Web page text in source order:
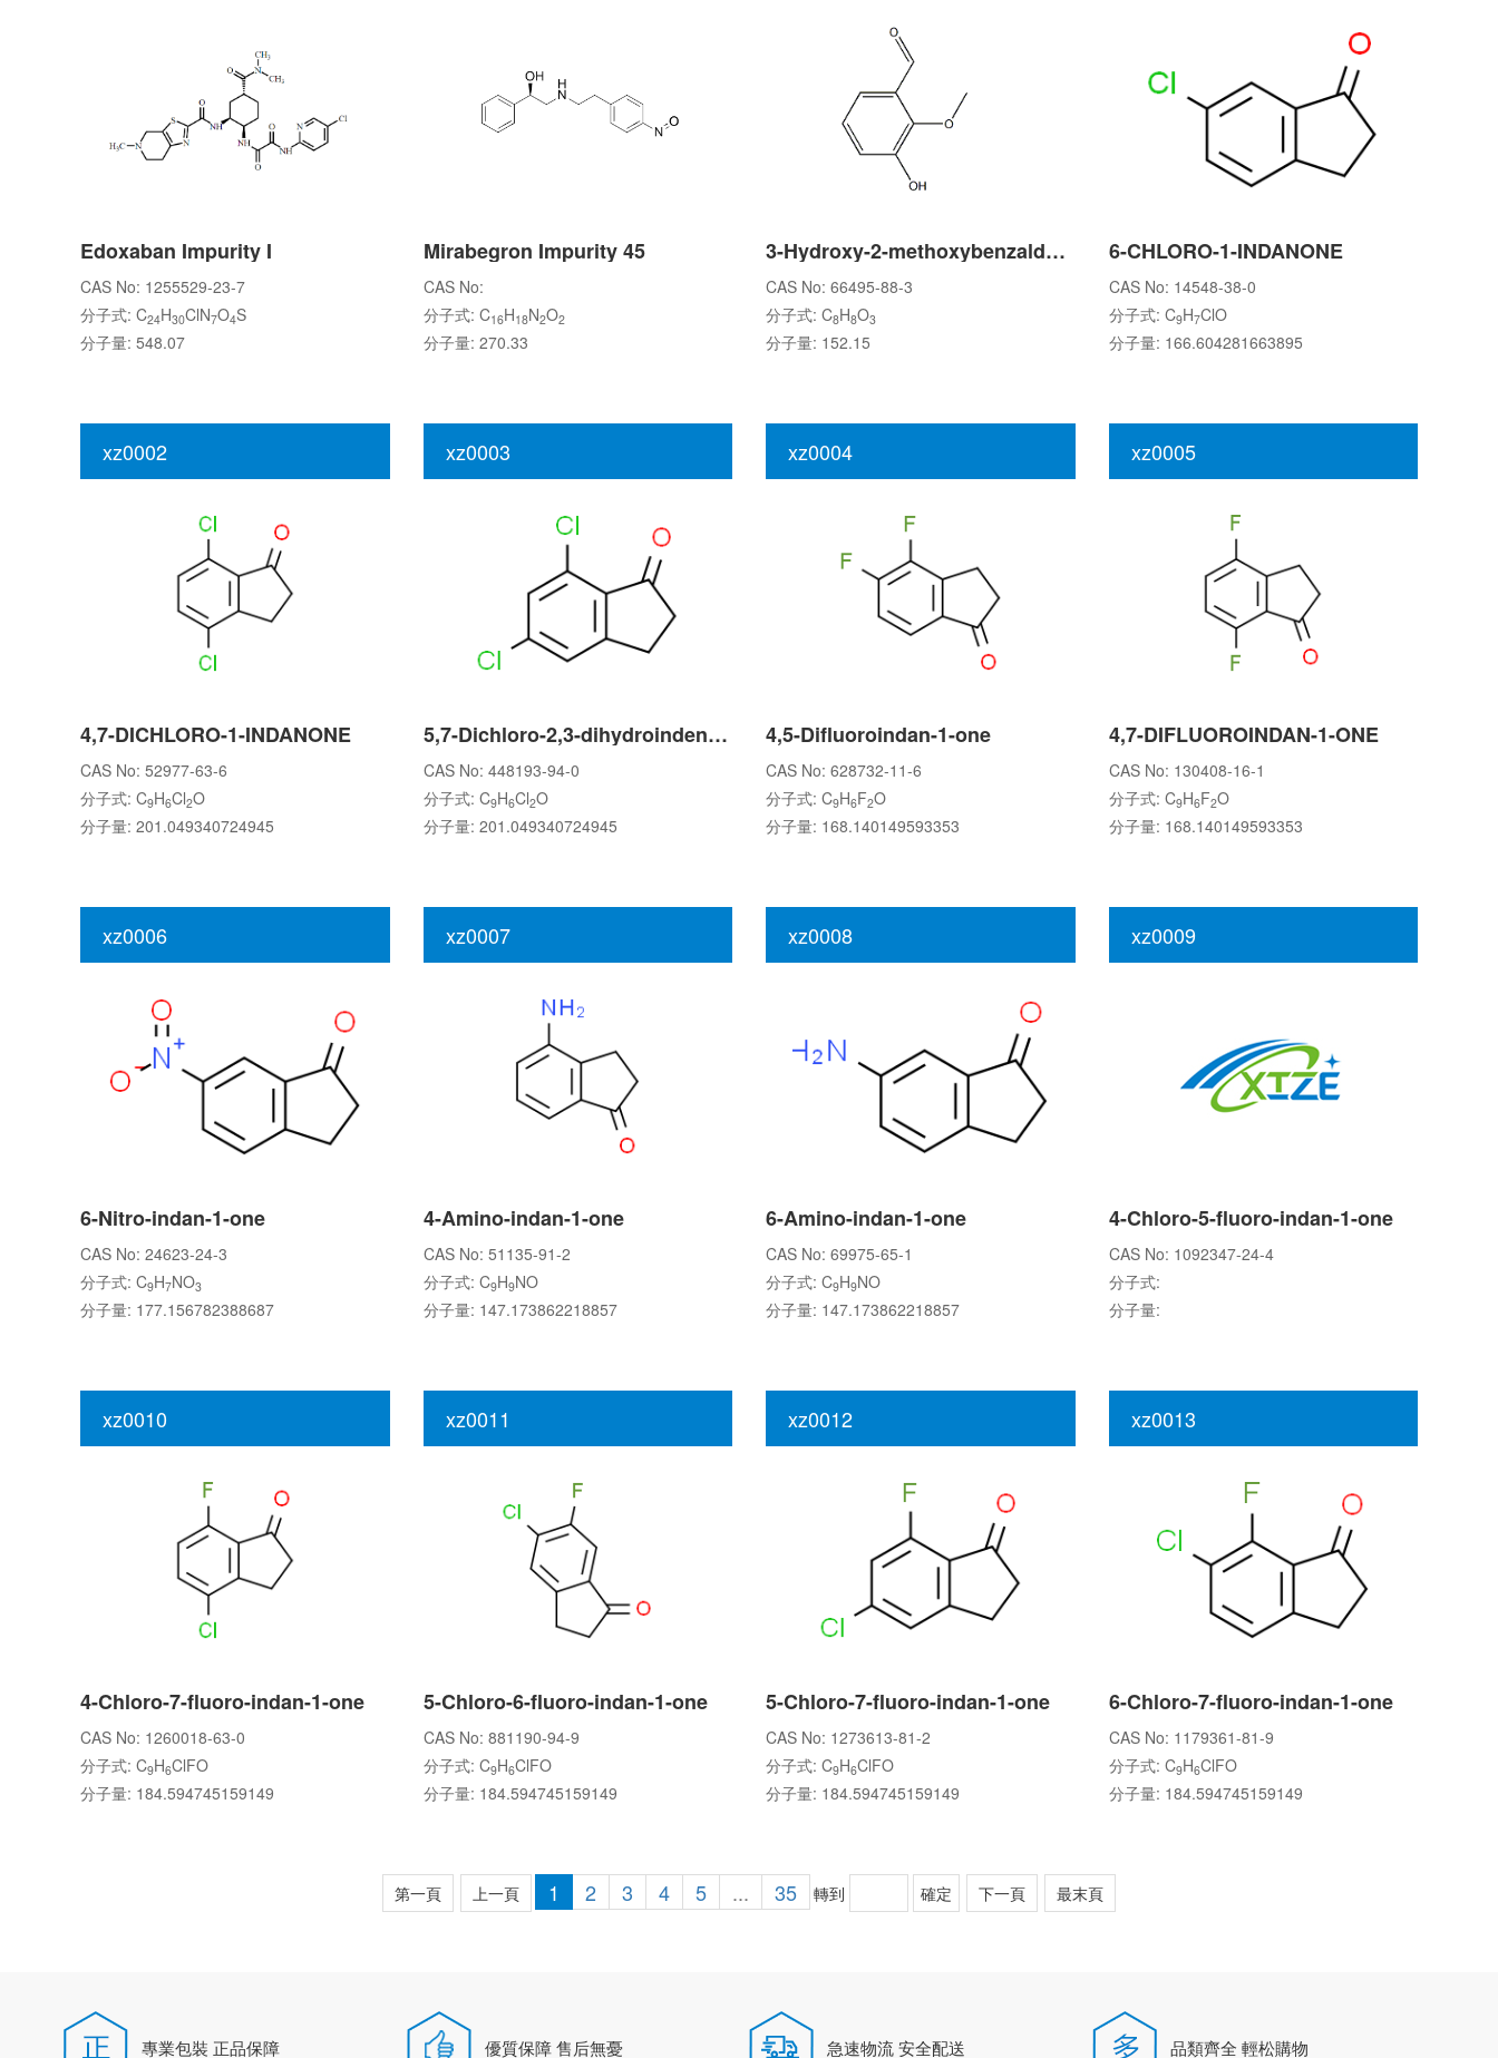
Edoxaban Impurity I
CAS No: 1255529-23-7
分子式: C24H30ClN7O4S
分子量: 548.07
Mirabegron Impurity 45
CAS No:
分子式: C16H18N2O2
分子量: 270.33
3-Hydroxy-2-methoxybenzaldehyde
CAS No: 66495-88-3
分子式: C8H8O3
分子量: 152.15
6-CHLORO-1-INDANONE
CAS No: 14548-38-0
分子式: C9H7ClO
分子量: 166.604281663895
xz0002
4,7-DICHLORO-1-INDANONE
CAS No: 52977-63-6
分子式: C9H6Cl2O
分子量: 201.049340724945
xz0003
5,7-Dichloro-2,3-dihydroinden-1-one
CAS No: 448193-94-0
分子式: C9H6Cl2O
分子量: 201.049340724945
xz0004
4,5-Difluoroindan-1-one
CAS No: 628732-11-6
分子式: C9H6F2O
分子量: 168.140149593353
xz0005
4,7-DIFLUOROINDAN-1-ONE
CAS No: 130408-16-1
分子式: C9H6F2O
分子量: 168.140149593353
xz0006
6-Nitro-indan-1-one
CAS No: 24623-24-3
分子式: C9H7NO3
分子量: 177.156782388687
xz0007
4-Amino-indan-1-one
CAS No: 51135-91-2
分子式: C9H9NO
分子量: 147.173862218857
xz0008
6-Amino-indan-1-one
CAS No: 69975-65-1
分子式: C9H9NO
分子量: 147.173862218857
xz0009
4-Chloro-5-fluoro-indan-1-one
CAS No: 1092347-24-4
分子式:
分子量:
xz0010
4-Chloro-7-fluoro-indan-1-one
CAS No: 1260018-63-0
分子式: C9H6ClFO
分子量: 184.594745159149
xz0011
5-Chloro-6-fluoro-indan-1-one
CAS No: 881190-94-9
分子式: C9H6ClFO
分子量: 184.594745159149
xz0012
5-Chloro-7-fluoro-indan-1-one
CAS No: 1273613-81-2
分子式: C9H6ClFO
分子量: 184.594745159149
xz0013
6-Chloro-7-fluoro-indan-1-one
CAS No: 1179361-81-9
分子式: C9H6ClFO
分子量: 184.594745159149
第一頁 上一頁 1 2 3 4 5 ... 35 轉到 下一頁 最末頁
專業包裝 正品保障 優質保障 售后無憂 急速物流 安全配送 品類齊全 輕松購物